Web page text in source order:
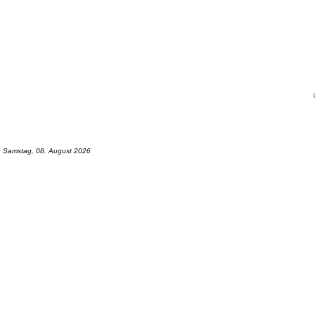
Samstag, 08. August 2026